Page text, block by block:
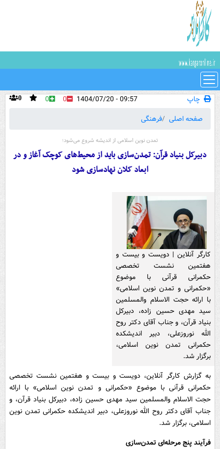
چاپ 0 0 0
09:57 - 1404/07/20
صفحه اصلی
فرهنگی
تمدن نوین اسلامی از اندیشه شروع می‌شود؛
دبیرکل بنیاد قرآن: تمدن‌سازی باید از محیط‌های کوچک آغاز و در
ابعاد کلان نهادسازی شود
کارگر آنلاین | دویست و بیست و
هفتمین نشست تخصصی
حکمرانی قرآنی با موضوع
«حکمرانی و تمدن نوین اسلامی»
با ارائه حجت الاسلام والمسلمین
سید مهدی حسین زاده، دبیرکل
بنیاد قرآن، و جناب آقای دکتر روح
الله نوروزعلی، دبیر اندیشکده
حکمرانی تمدن نوین اسلامی،
برگزار شد.
به گزارش کارگر آنلاین، دویست و بیست و هفتمین نشست تخصصی
حکمرانی قرآنی با موضوع «حکمرانی و تمدن نوین اسلامی» با ارائه
حجت الاسلام والمسلمین سید مهدی حسین زاده، دبیرکل بنیاد قرآن، و
جناب آقای دکتر روح الله نوروزعلی، دبیر اندیشکده حکمرانی تمدن نوین
اسلامی، برگزار شد.
فرآیند پنج مرحله‌ای تمدن‌سازی